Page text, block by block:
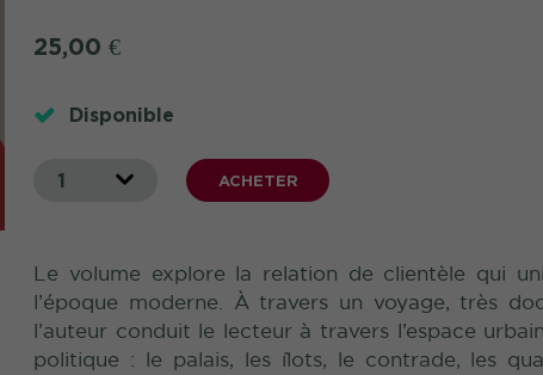
25,00 €
Disponible
1 ACHETER
Le volume explore la relation de clientèle qui
l’époque moderne. À travers un voyage, très
l’auteur conduit le lecteur à travers l’espace
politique : le palais, les îlots, le contrade, les